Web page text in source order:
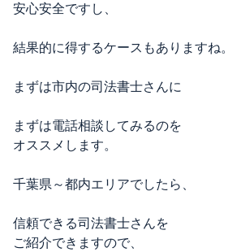
安心安全ですし、
結果的に得するケースもありますね。
まずは市内の司法書士さんに
まずは電話相談してみるのを
オススメします。
千葉県～都内エリアでしたら、
信頼できる司法書士さんを
ご紹介できますので、